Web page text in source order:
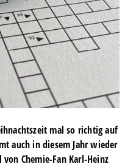
mal so richtig auf
auch in diesem Jahr wieder
Chemie-Fan Karl-Heinz